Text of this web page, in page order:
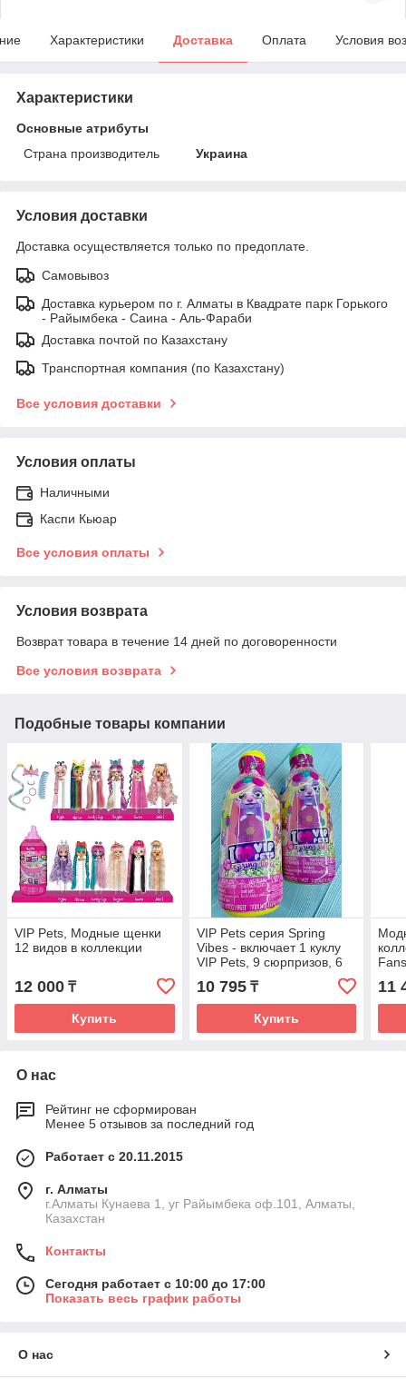
Характеристики Доставка Оплата Условия
Характеристики
Основные атрибуты
Страна производитель
Украина
Условия доставки
Доставка осуществляется только по предоплате.
Самовывоз
Доставка курьером по г. Алматы в Квадрате парк Горького
- Райымбека - Саина - Аль-Фараби
Доставка почтой по Казахстану
Транспортная компания (по Казахстану)
Все условия доставки
Условия оплаты
Наличными
Каспи Кьюар
Все условия оплаты
Условия возврата
Возврат товара в течение 14 дней по договоренности
Все условия возврата
Подобные товары компании
VIP Pets, Модные щенки
12 видов в коллекции
12 000 ₸
Купить
VIP Pets серия Spring
Vibes - включает 1 куклу
VIP Pets, 9 сюрпризов, 6
аксессуаров для укладки
волос
10 795₸
Купить
11
О нас
Рейтинг не сформирован
Менее 5 отзывов за последний год
Работает с 20.11.2015
г. Алматы
г.Алматы Кунаева 1, уг Райымбека оф.101, Алматы,
Казахстан
Контакты
Сегодня работает с 10:00 до 17:00
Показать весь график работы
О нас